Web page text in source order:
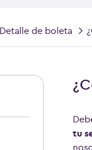
Detalle de boleta
tu